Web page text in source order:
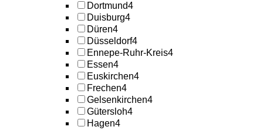
Dortmund4
Duisburg4
Düren4
Düsseldorf4
Ennepe-Ruhr-Kreis4
Essen4
Euskirchen4
Frechen4
Gelsenkirchen4
Gütersloh4
Hagen4